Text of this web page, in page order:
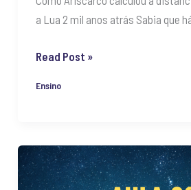
a Lua 2 mil anos atrás Sabia que
anos
Read Post »
Ensino
Esfera
Celeste